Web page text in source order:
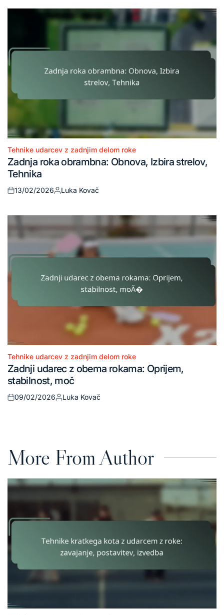
Posted
in
Tehnike udarcev z zadnjim delom roke
Zadnja roka obrambna: Obnova, Izbira strelov,
Tehnika
Posted
13/02/2026
Posted
Luka Kovač
Posted
in
Tehnike udarcev z zadnjim delom roke
Zadnji udarec z obema rokama: Oprijem,
stabilnost, moč
Posted
09/02/2026
Posted
Luka Kovač
More From Author